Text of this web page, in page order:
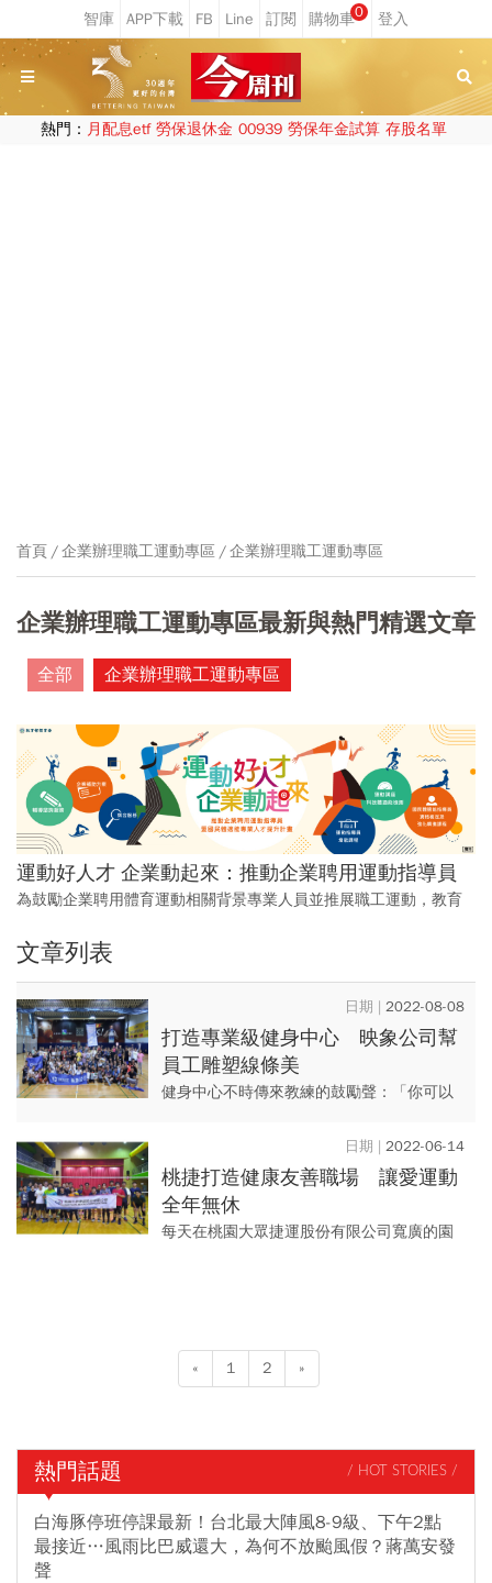
0
熱門： 月配息etf 勞保退休金 00939 勞保年金試算 存股名單
首頁 企業辦理職工運動專區 企業辦理職工運動專區
企業辦理職工運動專區最新與熱門精選文章
全部 企業辦理職工運動專區
運動好人才 企業動起來：推動企業聘用運動指導員
為鼓勵企業聘用體育運動相關背景專業人員並推展職工運動，教育
辦理職工運動經費補助、建立專屬於運動人才的就業媒合平台、安
民體適能指導員」檢定考試，由內而外全方位予以企業及運動人才
對應資源支持。有企業分享，運動場上沒有主管、下屬之分，且不
同部門的同事因為運動相識與相處，加速了溝通協調時間，而運動
指導員制度的導入，宛如橋樑般接起了內部運動話題，甚至扮演起
外部資源整合角色。
文章列表
2022-08-08
打造專業級健身中心 映象公司幫
員工雕塑線條美
健身中心不時傳來教練的鼓勵聲：「你可以
結束後，教練細心的提出訓練上的建議。這
裡並不是健身俱樂部，而是映...
2022-06-14
桃捷打造健康友善職場 讓愛運動
全年無休
每天在桃園大眾捷運股份有限公司寬廣的園
« 1 2 »
熱門話題 / HOT STORIES /
白海豚停班停課最新！台北最大陣風8-9級、下午2點
最接近…風雨比巴威還大，為何不放颱風假？蔣萬安發
聲